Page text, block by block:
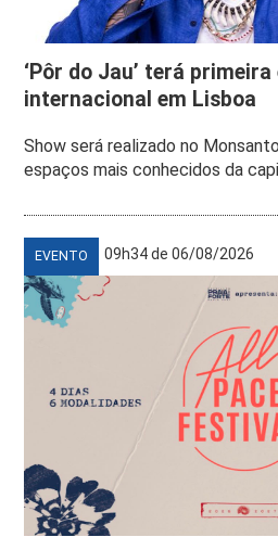
‘Pôr do Jau’ terá
internacional em Lisboa
Show será realizado no
espaços mais conhecidos da
EVENTO 09h34 de 06/08/2026